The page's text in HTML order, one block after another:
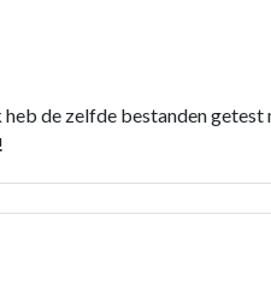
de zelfde bestanden getest